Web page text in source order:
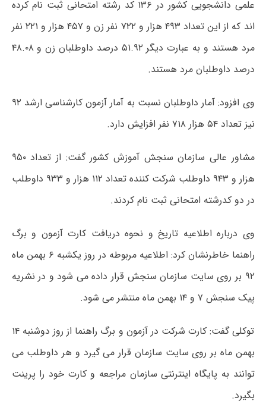
علمی دانشجویی کشور در ۱۳۶ کد رشته امتحانی ثبت نام کرده
اند که از این تعداد ۴۹۳ هزار و ۷۲۲ نفر زن و ۴۵۷ هزار و ۲۲۱ نفر
مرد هستند و به عبارت دیگر ۵۱.۹۲ درصد داوطلبان زن و ۴۸.۰۸
درصد داوطلبان مرد هستند.
وی افزود: آمار داوطلبان نسبت به آمار آزمون کارشناسی ارشد ۹۲
نیز تعداد ۵۴ هزار ۷۱۸ نفر افزایش دارد.
مشاور عالی سازمان سنجش آموزش کشور گفت: از تعداد ۹۵۰
هزار و ۹۴۳ داوطلب شرکت کننده تعداد ۱۱۲ هزار و ۹۳۳ داوطلب
در دو کدرشته امتحانی ثبت نام کردند.
وی درباره اطلاعیه تاریخ و نحوه دریافت کارت آزمون و برگ
راهنما خاطرنشان کرد: اطلاعیه مربوطه در روز یکشبه ۶ بهمن ماه
۹۲ بر روی سایت سازمان سنجش قرار داده می شود و در نشریه
پیک سنجش ۷ و ۱۴ بهمن ماه منتشر می شود.
توکلی گفت: کارت شرکت در آزمون و برگ راهنما از روز دوشنبه ۱۴
بهمن ماه بر روی سایت سازمان قرار می گیرد و هر داوطلب می
توانند به پایگاه اینترنتی سازمان مراجعه و کارت خود را پرینت
بگیرد.